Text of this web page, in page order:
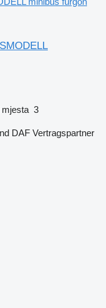
mjesta 3
DAF Vertragspartner